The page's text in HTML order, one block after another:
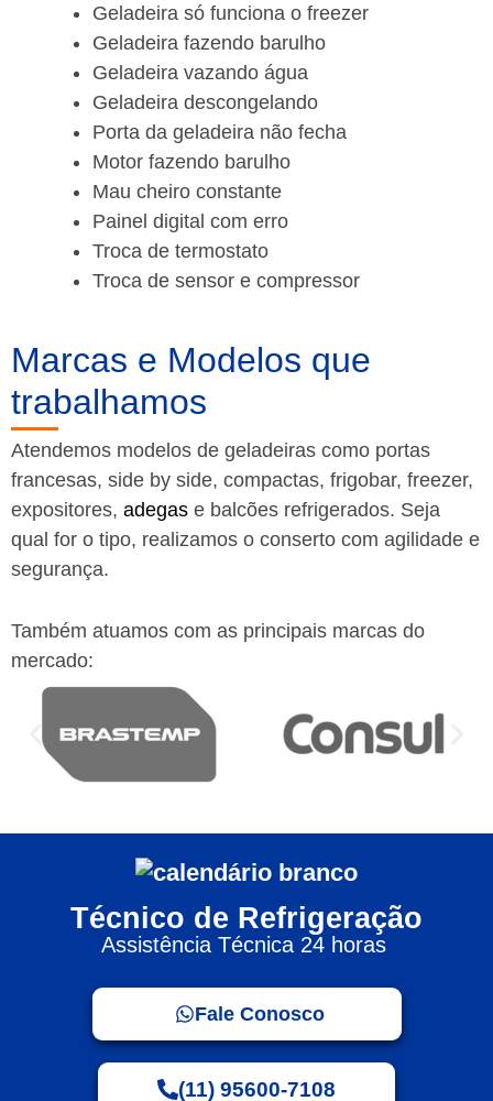
Geladeira só funciona o freezer
Geladeira fazendo barulho
Geladeira vazando água
Geladeira descongelando
Porta da geladeira não fecha
Motor fazendo barulho
Mau cheiro constante
Painel digital com erro
Troca de termostato
Troca de sensor e compressor
Marcas e Modelos que
trabalhamos
Atendemos modelos de geladeiras como portas
francesas, side by side, compactas, frigobar, freezer,
expositores, adegas e balcões refrigerados. Seja
qual for o tipo, realizamos o conserto com agilidade e
segurança.
Também atuamos com as principais marcas do
mercado:
Técnico de Refrigeração
Assistência Técnica 24 horas
Fale Conosco
(11) 95600-7108